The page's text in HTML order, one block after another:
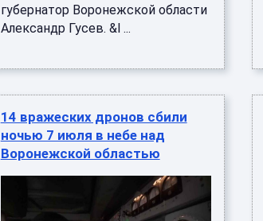
губернатор Воронежской области
Александр Гусев. &l ...
14 вражеских дронов сбили
ночью 7 июля в небе над
Воронежской областью